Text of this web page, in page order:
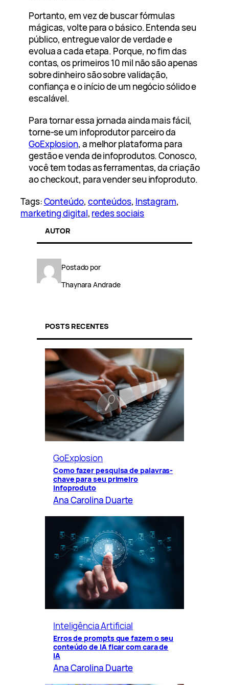
Portanto, em vez de buscar fórmulas
mágicas, volte para o básico. Entenda seu
público, entregue valor de verdade e
evolua a cada etapa. Porque, no fim das
contas, os primeiros 10 mil não são apenas
sobre dinheiro são sobre validação,
confiança e o início de um negócio sólido e
escalável.
Para tornar essa jornada ainda mais fácil,
torne-se um infoprodutor parceiro da
GoExplosion, a melhor plataforma para
gestão e venda de infoprodutos. Conosco,
você tem todas as ferramentas, da criação
ao checkout, para vender seu infoproduto.
Tags:Conteúdo, conteúdos, Instagram
marketing digital, redes sociais
AUTOR
Postado por
Thaynara Andrade
POSTS RECENTES
GoExplosion
Como fazer pesquisa de palavras-
chave para seu primeiro
infoproduto
Ana Carolina Duarte
Inteligência Artificial
Erros de prompts que fazem o seu
conteúdo de IA ficar com cara de
IA
Ana Carolina Duarte